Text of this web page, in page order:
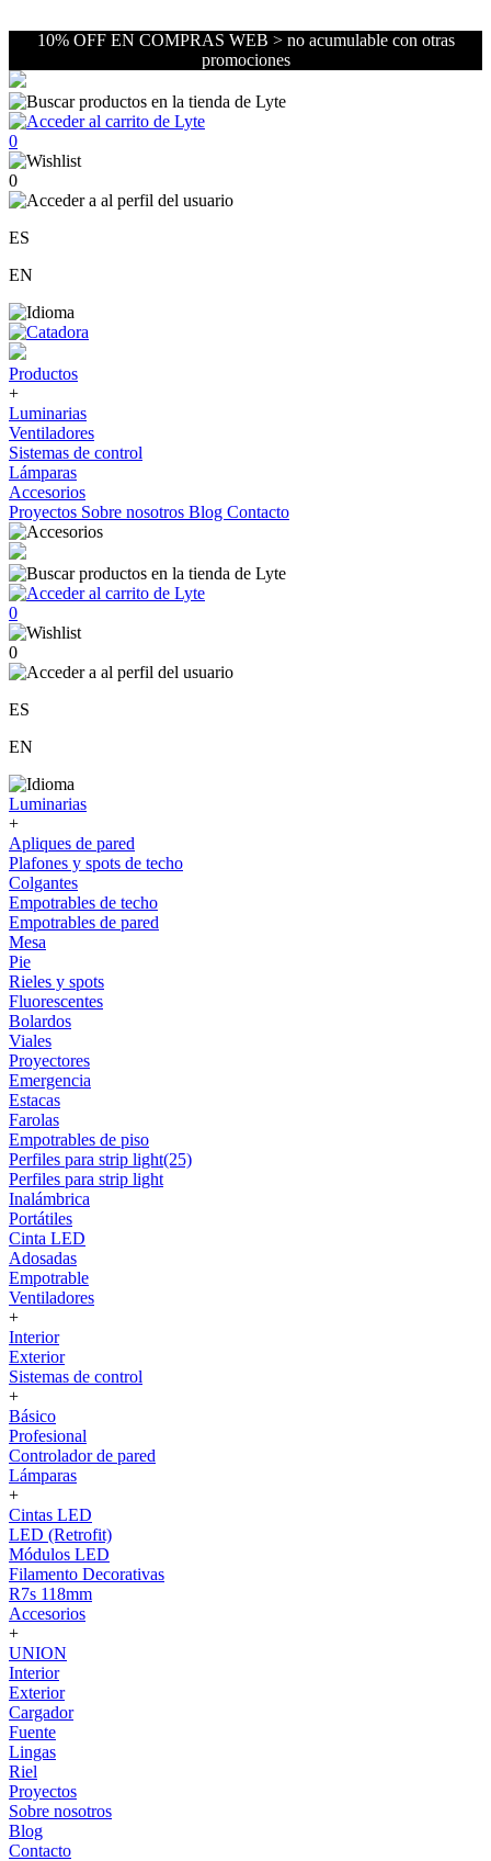
10% OFF EN COMPRAS WEB > no acumulable con otras
promociones
0
0
ES
EN
Productos
+
Luminarias
Ventiladores
Sistemas de control
Lámparas
Accesorios
Proyectos Sobre nosotros Blog Contacto
0
0
ES
EN
Luminarias
+
Apliques de pared
Plafones y spots de techo
Colgantes
Empotrables de techo
Empotrables de pared
Mesa
Pie
Rieles y spots
Fluorescentes
Bolardos
Viales
Proyectores
Emergencia
Estacas
Farolas
Empotrables de piso
Perfiles para strip light(25)
Perfiles para strip light
Inalámbrica
Portátiles
Cinta LED
Adosadas
Empotrable
Ventiladores
+
Interior
Exterior
Sistemas de control
+
Básico
Profesional
Controlador de pared
Lámparas
+
Cintas LED
LED (Retrofit)
Módulos LED
Filamento Decorativas
R7s 118mm
Accesorios
+
UNION
Interior
Exterior
Cargador
Fuente
Lingas
Riel
Proyectos
Sobre nosotros
Blog
Contacto